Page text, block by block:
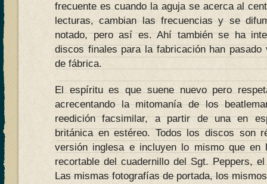
frecuente es cuando la aguja se acerca al
lecturas, cambian las frecuencias y se
notado, pero así es. Ahí también se ha
discos finales para la fabricación han
de fábrica.
El espíritu es que suene nuevo pero
acrecentando la mitomanía de los
reedición facsimilar, a partir de una en
británica en estéreo. Todos los discos son
versión inglesa e incluyen lo mismo que
recortable del cuadernillo del Sgt. Peppers,
Las mismas fotografías de portada, los